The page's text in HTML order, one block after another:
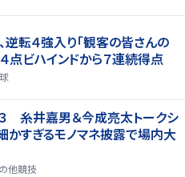
逆転４強入り「観客の皆さんの
点ビハインドから７連続得点
３ 糸井嘉男＆今成亮太トークシ
すぎるモノマネ披露で場内大
他競技